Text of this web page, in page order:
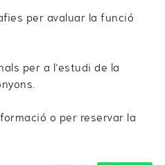
per avaluar la funció
per a l’estudi de la
o per reservar la